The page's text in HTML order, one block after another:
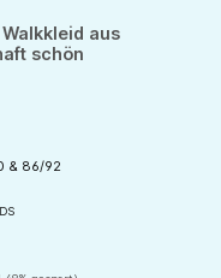
aus
schön
& 86/92